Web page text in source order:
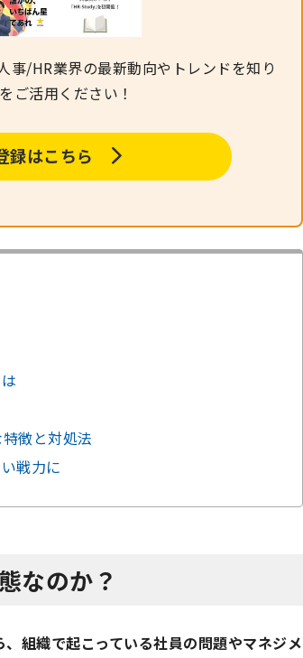
事/HR業界の最新動向やトレンドを知り
ご活用ください！
録はこちら
徴と対処法
戦力に
なのか？
組織で起こっている社員の問題やマネジメ